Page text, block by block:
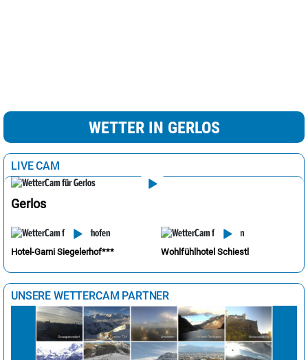
WETTER IN GERLOS
LIVE CAM
Gerlos
Hotel-Garni Siegelerhof*** Wohlfühlhotel Schiestl
UNSERE WETTERCAM PARTNER